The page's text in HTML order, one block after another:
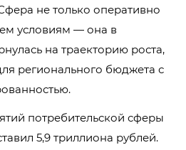
не только оперативно
условиям — она в
на траекторию роста,
регионального бюджета с
потребительской сферы
5,9 триллиона рублей.